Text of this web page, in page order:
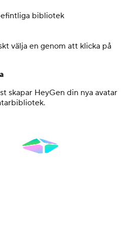
bibliotek
välja en genom att klicka på
skapar HeyGen din nya avatar